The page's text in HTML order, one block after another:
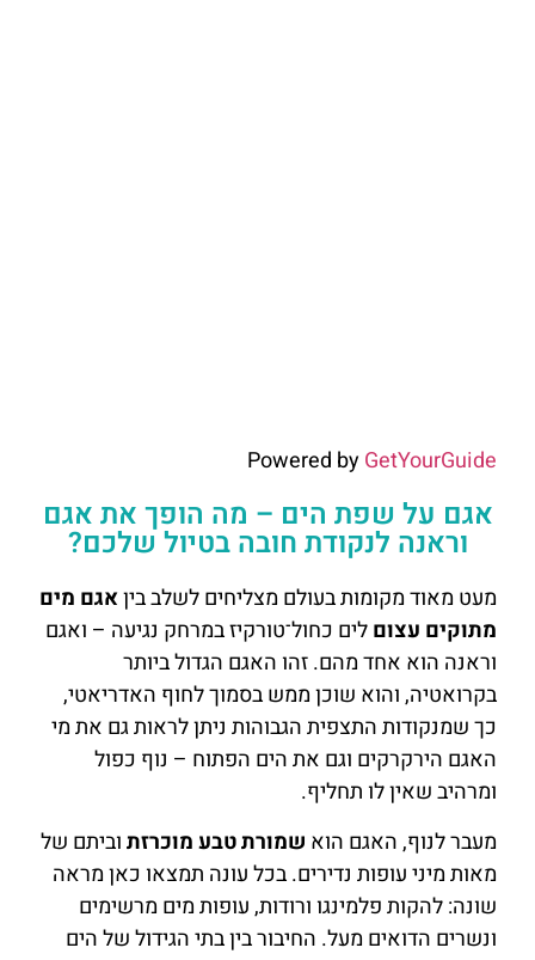
Powered byGetYourGuide
אגם על שפת הים – מה הופך את אגם
וראנה לנקודת חובה בטיול שלכם?
מעט מאוד מקומות בעולם מצליחים לשלב ביןאגם מים
מתוקים עצוםלים כחול־טורקיז במרחק נגיעה – ואגם
וראנה הוא אחד מהם. זהו האגם הגדול ביותר
בקרואטיה, והוא שוכן ממש בסמוך לחוף האדריאטי,
כך שמנקודות התצפית הגבוהות ניתן לראות גם את מי
האגם הירקרקים וגם את הים הפתוח – נוף כפול
ומרהיב שאין לו תחליף.
מעבר לנוף, האגם הוא שמורת טבע מוכרזתוביתם של
מאות מיני עופות נדירים. בכל עונה תמצאו כאן מראה
שונה: להקות פלמינגו ורודות, עופות מים מרשימים
ונשרים הדואים מעל. החיבור בין בתי הגידול של הים